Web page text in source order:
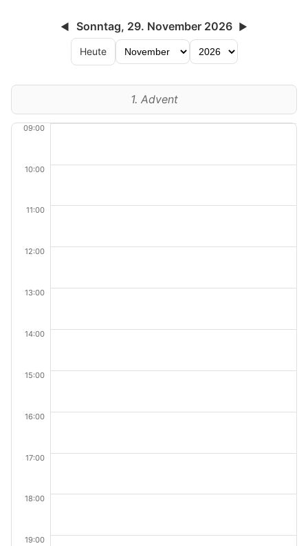
◀ Sonntag, 29. November 2026 ▶
Heute
1. Advent
09:00
10:00
11:00
12:00
13:00
14:00
15:00
16:00
17:00
18:00
19:00